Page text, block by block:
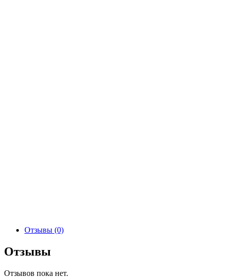
Отзывы (0)
Отзывы
Отзывов пока нет.